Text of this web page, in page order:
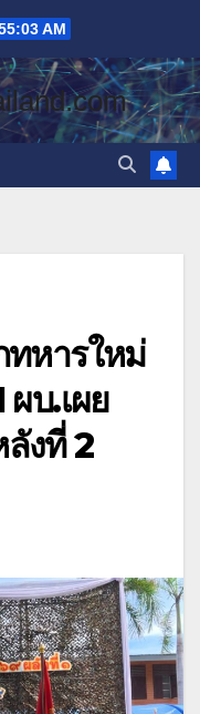
AM
ทหารใหม่
บ.เผย
งที่ 2